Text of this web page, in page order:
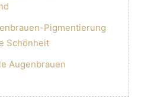
Pigmentierung
Schönheit
Augenbrauen